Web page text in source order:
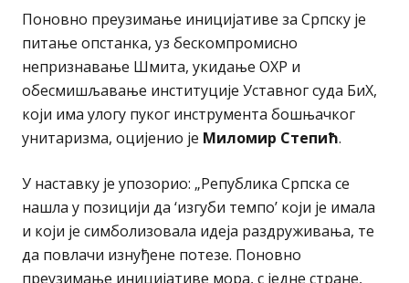
Поновно преузимање иницијативе за Српску је
питање опстанка, уз бескомпромисно
непризнавање Шмита, укидање ОХР и
обесмишљавање институције Уставног суда БиХ,
који има улогу пуког инструмента бошњачког
унитаризма, оцијенио је Миломир Степић.
У наставку је упозорио: „Република Српска се
нашла у позицији да ‘изгуби темпо’ који је имала
и који је симболизовала идеја раздруживања, те
да повлачи изнуђене потезе. Поновно
преузимање иницијативе мора, с једне стране,